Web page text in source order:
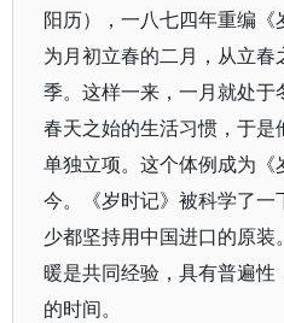
阳历），一八七四年重编
为月初立春的二月，从立
季。这样一来，一月就处
春天之始的生活习惯，于
单独立项。这个体例成为
今。《岁时记》被科学了
少都坚持用中国进口的原
暖是共同经验，具有普遍
的时间。